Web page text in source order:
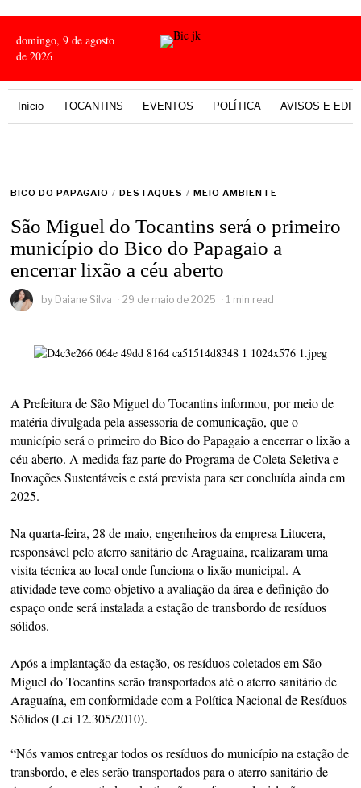
domingo, 9 de agosto
de 2026
Início TOCANTINS EVENTOS POLÍTICA AVISOS E
BICO DO PAPAGAIO / DESTAQUES / MEIO AMBIENTE
São Miguel do Tocantins será o primeiro
município do Bico do Papagaio a
encerrar lixão a céu aberto
by Daiane Silva 29 de maio de 2025 1 min read
A Prefeitura de São Miguel do Tocantins informou, por meio de
matéria divulgada pela assessoria de comunicação, que o
município será o primeiro do Bico do Papagaio a encerrar o lixão a
céu aberto. A medida faz parte do Programa de Coleta Seletiva e
Inovações Sustentáveis e está prevista para ser concluída ainda em
2025.
Na quarta-feira, 28 de maio, engenheiros da empresa Litucera,
responsável pelo aterro sanitário de Araguaína, realizaram uma
visita técnica ao local onde funciona o lixão municipal. A
atividade teve como objetivo a avaliação da área e definição do
espaço onde será instalada a estação de transbordo de resíduos
sólidos.
Após a implantação da estação, os resíduos coletados em São
Miguel do Tocantins serão transportados até o aterro sanitário de
Araguaína, em conformidade com a Política Nacional de Resíduos
Sólidos (Lei 12.305/2010).
“Nós vamos entregar todos os resíduos do município na estação de
transbordo, e eles serão transportados para o aterro sanitário de